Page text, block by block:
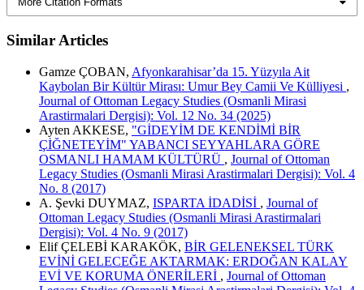
Similar Articles
Gamze ÇOBAN, Afyonkarahisar’da 15. Yüzyıla Ait
Kaybolan Bir Kültür Mirası: Umur Bey Camii Ve Külliyesi ,
Journal of Ottoman Legacy Studies (Osmanli Mirasi
Arastirmalari Dergisi): Vol. 12 No. 34 (2025)
Ayten AKKESE, "GİDEYİM DE KENDİMİ BİR
ÇİĞNETEYİM" YABANCI SEYYAHLARA GÖRE
OSMANLI HAMAM KÜLTÜRÜ , Journal of Ottoman
Legacy Studies (Osmanli Mirasi Arastirmalari Dergisi): Vol. 4
No. 8 (2017)
A. Şevki DUYMAZ, ISPARTA İDADİSİ , Journal of
Ottoman Legacy Studies (Osmanli Mirasi Arastirmalari
Dergisi): Vol. 4 No. 9 (2017)
Elif ÇELEBİ KARAKÖK, BİR GELENEKSEL TÜRK
EVİNİ GELECEĞE AKTARMAK: ERDOĞAN KALAY
EVİ VE KORUMA ÖNERİLERİ , Journal of Ottoman